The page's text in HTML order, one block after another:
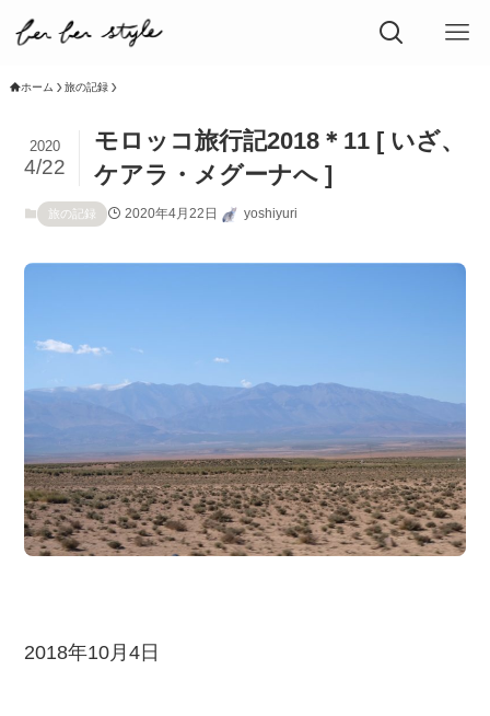
ホーム 旅の記録
モロッコ旅行記2018＊11 [ いざ、
ケアラ・メグーナへ ]
2020
4/22
旅の記録 2020年4月22日 yoshiyuri
2018年10月4日